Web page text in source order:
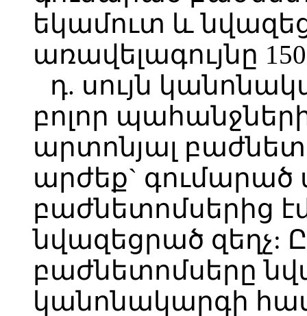
եկամուտ և
առավելագույնը
դ. սույն
բոլոր
արտոնյալ
արժեք` գումարած
բաժնետոմսերից
նվազեցրած զեղչ:
բաժնետոմսերը
կանոնակարգի